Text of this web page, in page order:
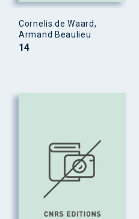
Cornelis de Waard,
Armand Beaulieu
14